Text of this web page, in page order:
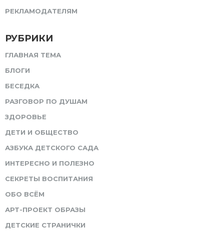
РЕКЛАМОДАТЕЛЯМ
РУБРИКИ
ГЛАВНАЯ ТЕМА
БЛОГИ
БЕСЕДКА
РАЗГОВОР ПО ДУШАМ
ЗДОРОВЬЕ
ДЕТИ И ОБЩЕСТВО
АЗБУКА ДЕТСКОГО САДА
ИНТЕРЕСНО И ПОЛЕЗНО
СЕКРЕТЫ ВОСПИТАНИЯ
ОБО ВСЁМ
АРТ-ПРОЕКТ ОБРАЗЫ
ДЕТСКИЕ СТРАНИЧКИ